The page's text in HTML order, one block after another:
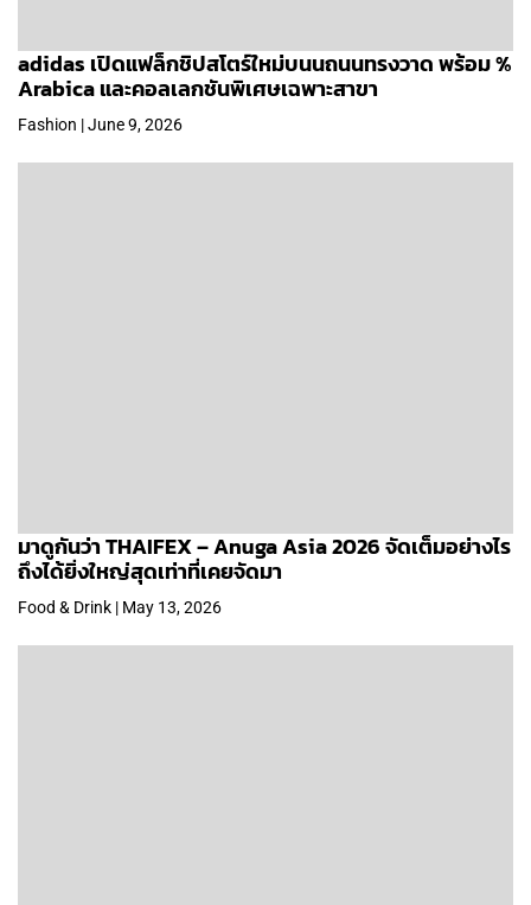
adidas เปิดแฟล็กชิปสโตร์ใหม่บนนถนนทรงวาด พร้อม %
Arabica และคอลเลกชันพิเศษเฉพาะสาขา
Fashion | June 9, 2026
มาดูกันว่า THAIFEX – Anuga Asia 2026 จัดเต็มอย่างไร
ถึงได้ยิ่งใหญ่สุดเท่าที่เคยจัดมา
Food & Drink | May 13, 2026